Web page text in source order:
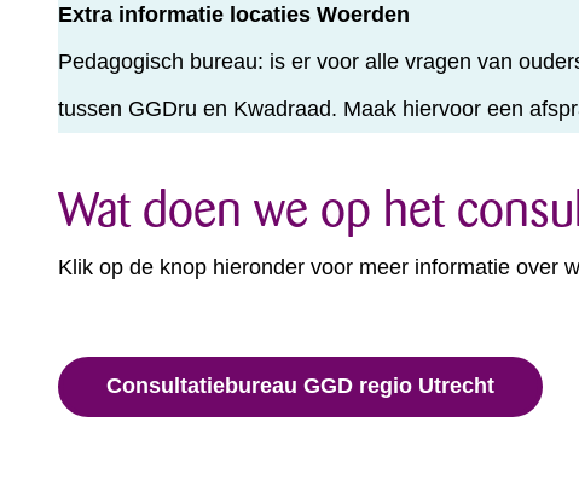
Extra informatie locaties Woerden
Pedagogisch bureau: is er voor alle vragen van
tussen GGDru en Kwadraad. Maak hiervoor een
Wat doen we op het
Klik op de knop hieronder voor meer informatie over
Consultatiebureau GGD regio Utrecht